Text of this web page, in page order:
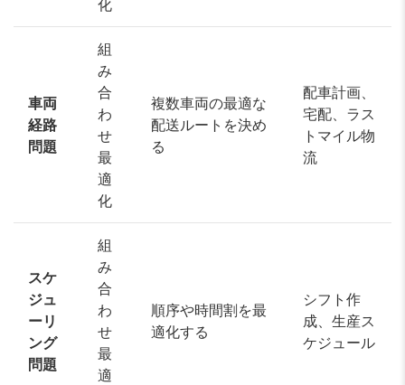
化
車両
経路
問題
組
み
合
わ
せ
最
適
化
複数車両の最適な
配送ルートを決め
る
配車計画、
宅配、ラス
トマイル物
流
スケ
ジュ
ーリ
ング
問題
組
み
合
わ
せ
最
適
順序や時間割を最
適化する
シフト作
成、生産ス
ケジュール